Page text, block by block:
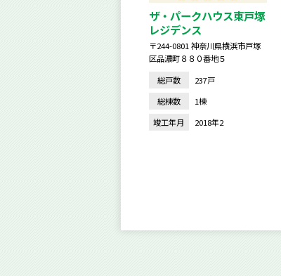
ザ・パークハウス東戸塚
レジデンス
〒244-0801 神奈川県横浜市戸塚
区品濃町８８０番地５
総戸数
237戸
総棟数
1棟
竣工年月
2018年2